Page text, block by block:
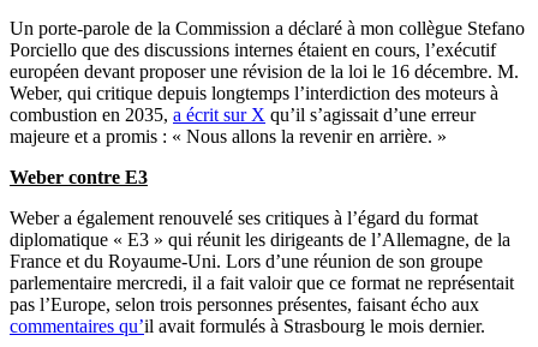
Un porte-parole de la Commission a déclaré à mon collègue Stefano
Porciello que des discussions internes étaient en cours, l’exécutif
européen devant proposer une révision de la loi le 16 décembre. M.
Weber, qui critique depuis longtemps l’interdiction des moteurs à
combustion en 2035, a écrit sur X qu’il s’agissait d’une erreur
majeure et a promis : « Nous allons la revenir en arrière. »
Weber contre E3
Weber a également renouvelé ses critiques à l’égard du format
diplomatique « E3 » qui réunit les dirigeants de l’Allemagne, de la
France et du Royaume-Uni. Lors d’une réunion de son groupe
parlementaire mercredi, il a fait valoir que ce format ne représentait
pas l’Europe, selon trois personnes présentes, faisant écho aux
commentaires qu’il avait formulés à Strasbourg le mois dernier.